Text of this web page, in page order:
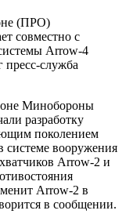
(ПРО)
совместно с
Arrow-4
пресс-служба
Минобороны
разработку
поколением
системе вооружения
Arrow-2 и
Arrow-2 в
в сообщении.